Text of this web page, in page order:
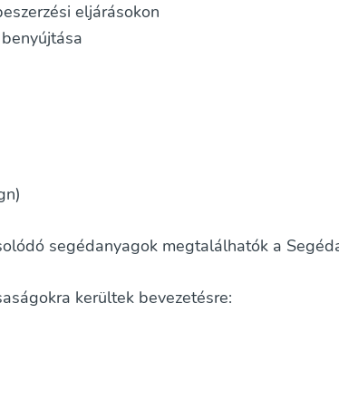
eljárásokon
segédanyagok megtalálhatók a
kerültek bevezetésre: